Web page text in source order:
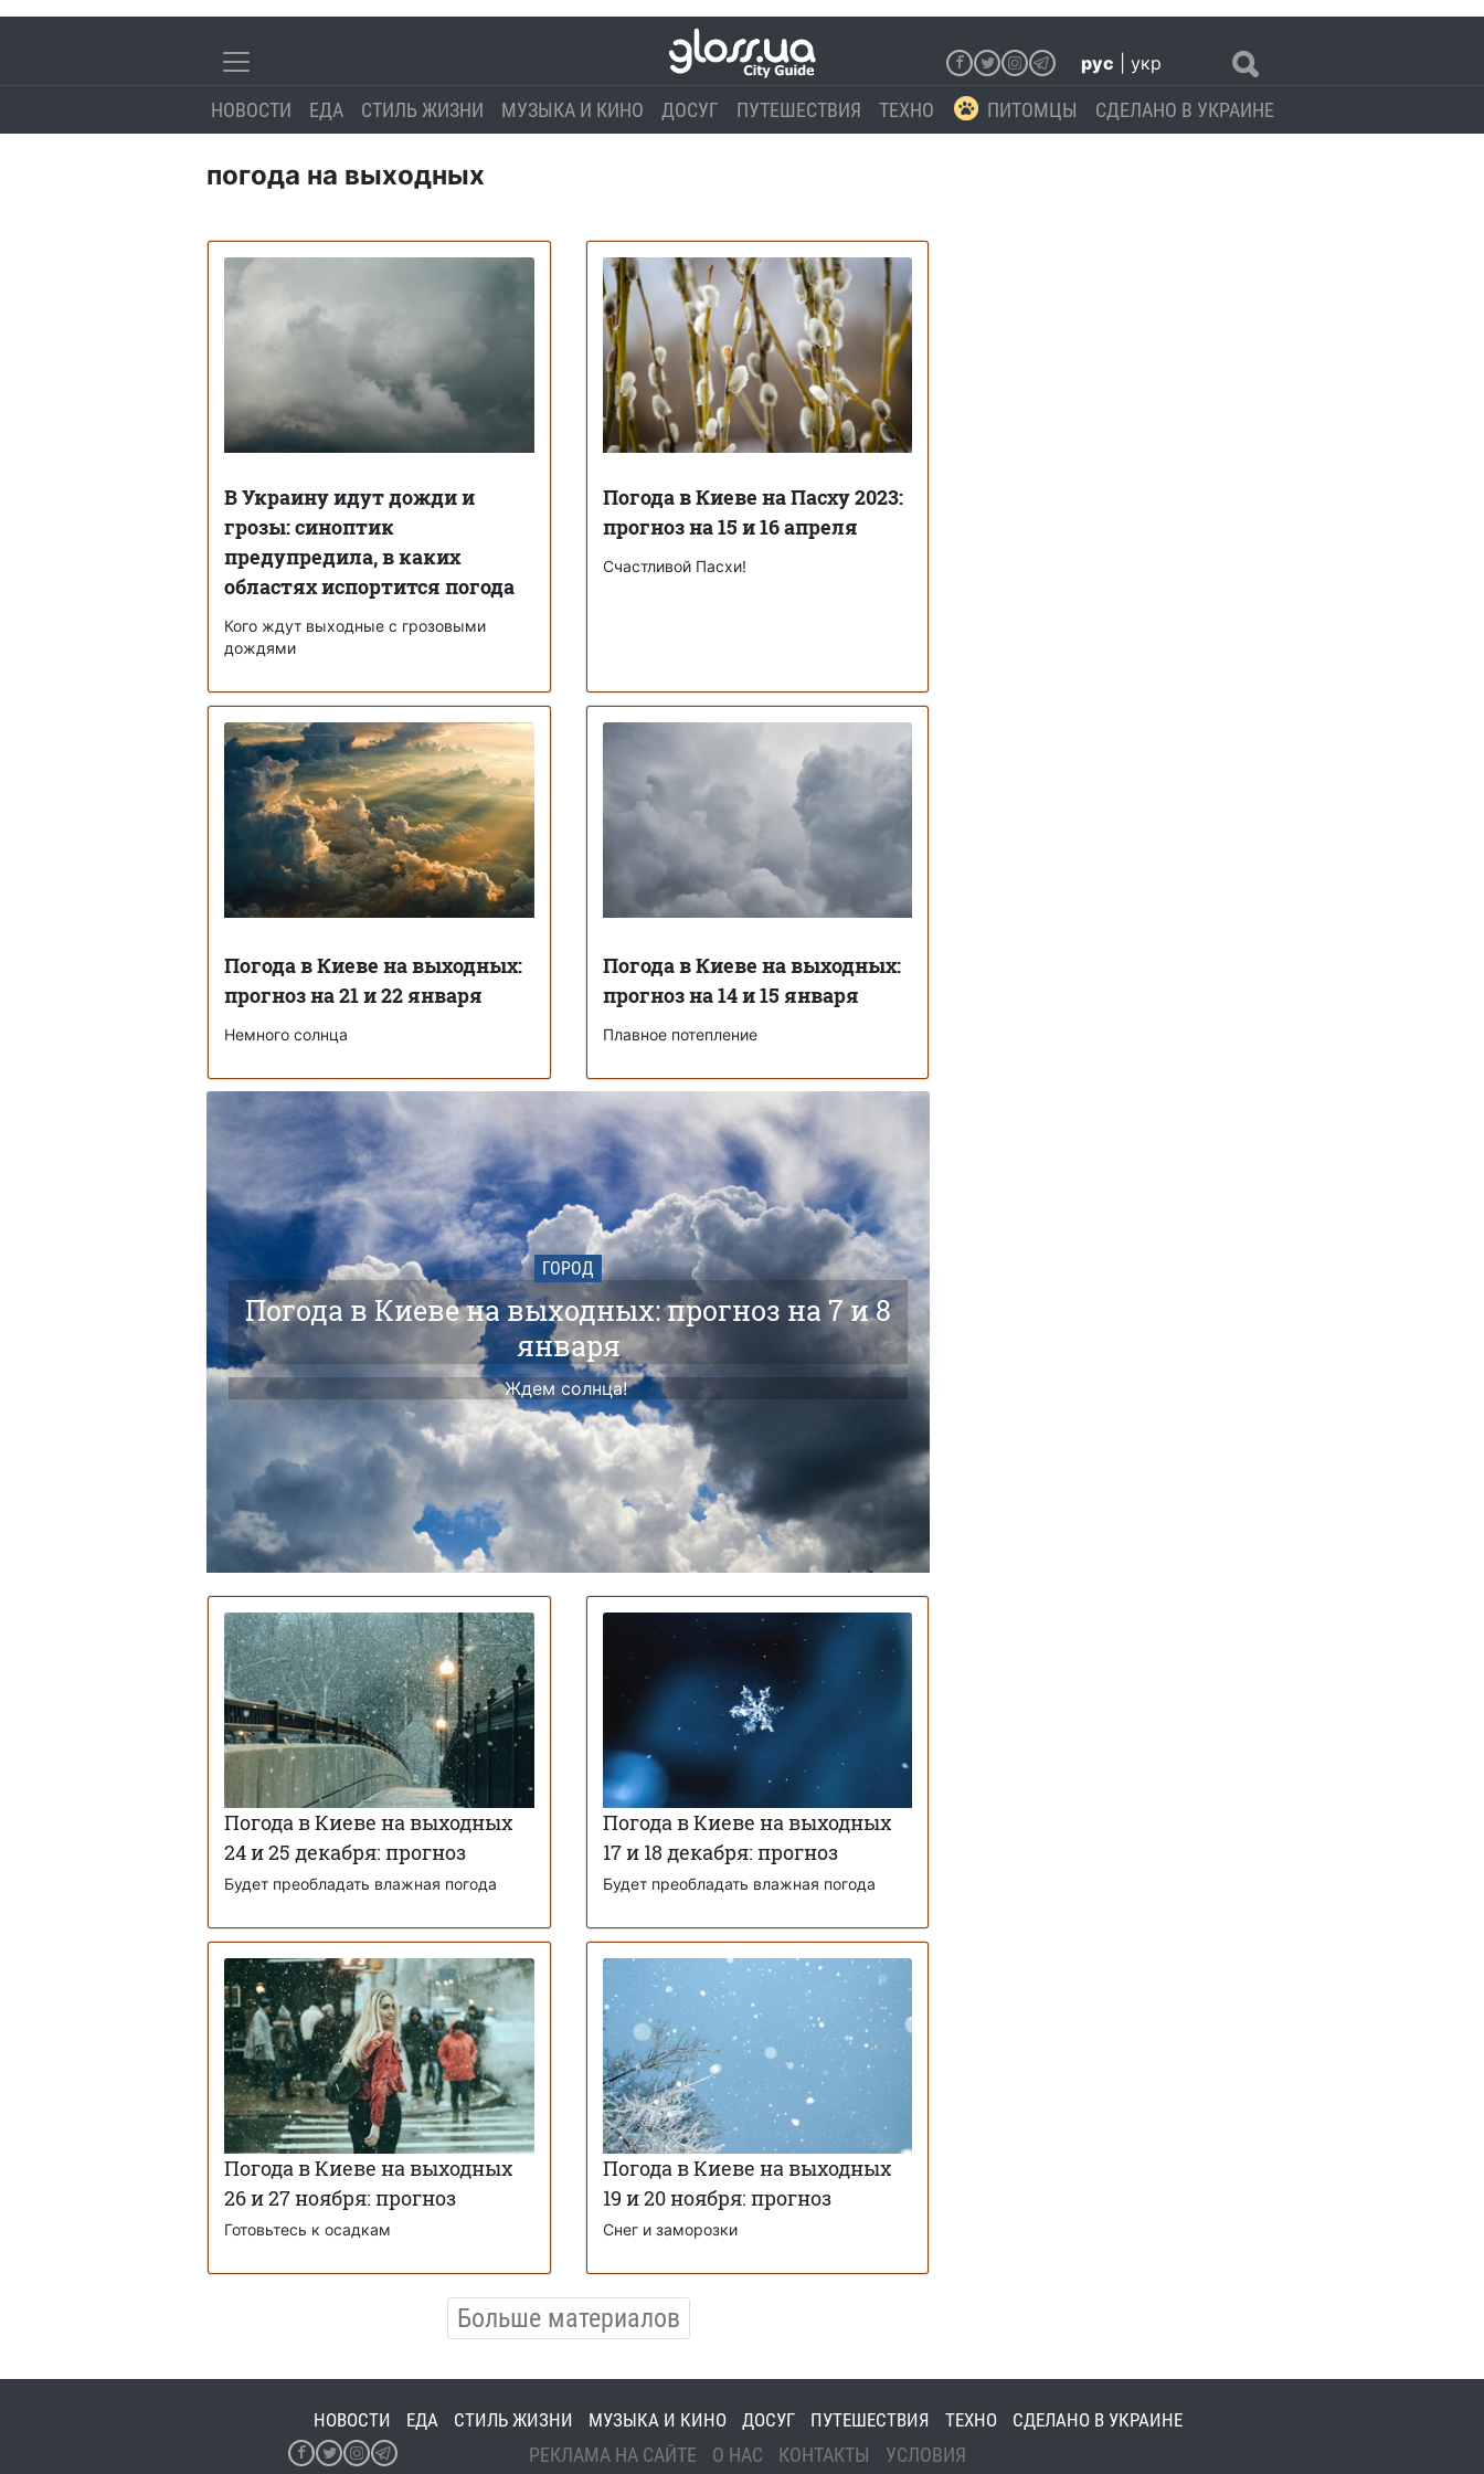
рус укр
НОВОСТИ ЕДА СТИЛЬ ЖИЗНИ МУЗЫКА И КИНО ДОСУГ ПУТЕШЕСТВИЯ ТЕХНО ПИТОМЦЫ СДЕЛАНО В УКРАИНЕ
погода на выходных
В Украину идут дожди и
грозы: синоптик
предупредила, в каких
областях испортится погода
Кого ждут выходные с грозовыми
дождями
Погода в Киеве на Пасху 2023:
прогноз на 15 и 16 апреля
Счастливой Пасхи!
Погода в Киеве на выходных:
прогноз на 21 и 22 января
Немного солнца
Погода в Киеве на выходных:
прогноз на 14 и 15 января
Плавное потепление
ГОРОД
Погода в Киеве на выходных: прогноз на 7 и 8
января
Ждем солнца!
Погода в Киеве на выходных
24 и 25 декабря: прогноз
Будет преобладать влажная погода
Погода в Киеве на выходных
17 и 18 декабря: прогноз
Будет преобладать влажная погода
Погода в Киеве на выходных
26 и 27 ноября: прогноз
Готовьтесь к осадкам
Погода в Киеве на выходных
19 и 20 ноября: прогноз
Снег и заморозки
Больше материалов
НОВОСТИ ЕДА СТИЛЬ ЖИЗНИ МУЗЫКА И КИНО ДОСУГ ПУТЕШЕСТВИЯ ТЕХНО СДЕЛАНО В УКРАИНЕ
РЕКЛАМА НА САЙТЕ О НАС КОНТАКТЫ
УСЛОВИЯ